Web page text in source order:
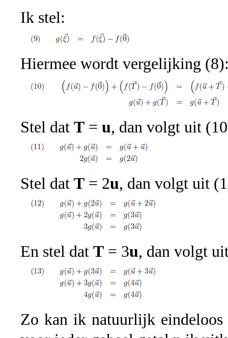
Ik stel:
Hiermee wordt vergelijking
Stel dat T = u, dan volgt uit
Stel dat T = 2u, dan volgt uit
En stel dat T = 3u, dan volgt
Zo kan ik natuurlijk